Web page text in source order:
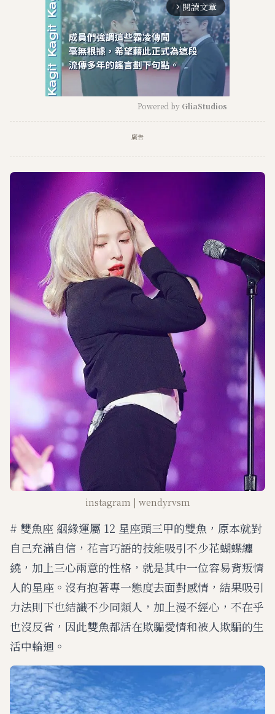
arrow_forward_ios 閱讀文章
t
Powered by GliaStudios
廣告
instagram | wendyrvsm
# 雙魚座 絪緣運屬 12 星座頭三甲的雙魚，原本就對
自己充滿自信，花言巧語的技能吸引不少花蝴蝶纏
繞，加上三心兩意的性格，就是其中一位容易背叛情
人的星座。沒有抱著專一態度去面對感情，結果吸引
力法則下也結識不少同類人，加上漫不經心，不在乎
也沒反省，因此雙魚都活在欺騙愛情和被人欺騙的生
活中輪迴。